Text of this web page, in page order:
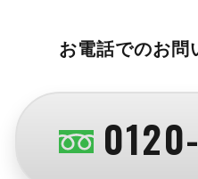
お電話でのお問